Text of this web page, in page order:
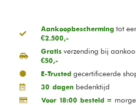
Aankoopbescherming tot
€2.500,-
Gratisverzending bij
€50,-
E-Trusted gecertificeerde
30 dagen bedenktijd
Voor 18:00 besteld =